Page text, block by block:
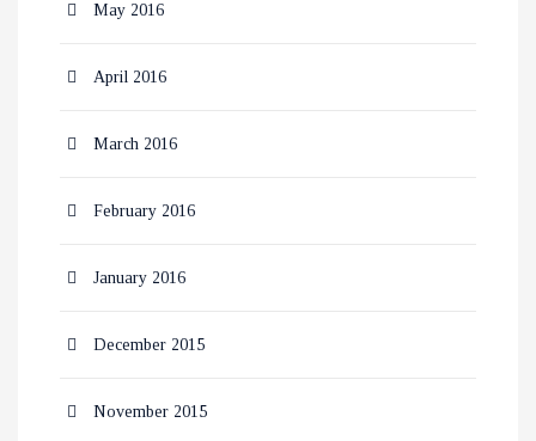
May 2016
April 2016
March 2016
February 2016
January 2016
December 2015
November 2015